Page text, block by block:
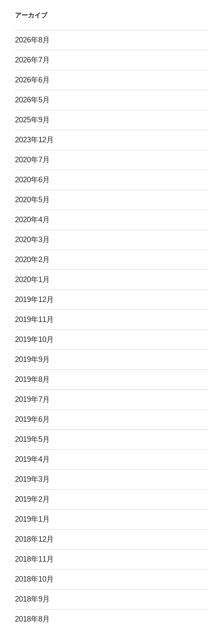
アーカイブ
2026年8月
2026年7月
2026年6月
2026年5月
2025年9月
2023年12月
2020年7月
2020年6月
2020年5月
2020年4月
2020年3月
2020年2月
2020年1月
2019年12月
2019年11月
2019年10月
2019年9月
2019年8月
2019年7月
2019年6月
2019年5月
2019年4月
2019年3月
2019年2月
2019年1月
2018年12月
2018年11月
2018年10月
2018年9月
2018年8月